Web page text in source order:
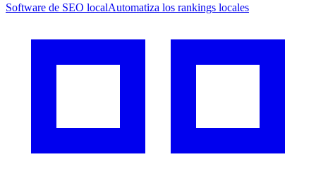
Software de SEO localAutomatiza los rankings locales